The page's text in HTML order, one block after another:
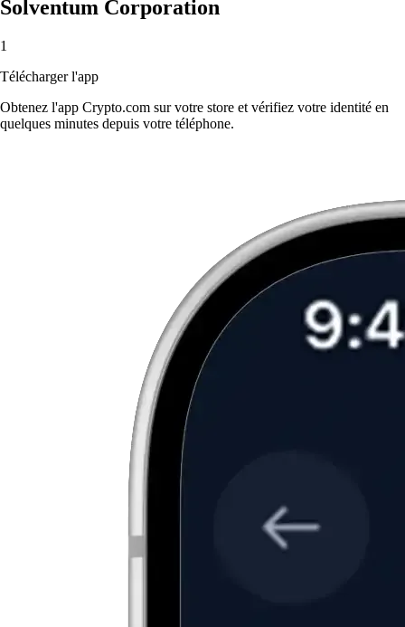
Solventum Corporation
1
Télécharger l'app
Obtenez l'app Crypto.com sur votre store et vérifiez votre identité en
quelques minutes depuis votre téléphone.